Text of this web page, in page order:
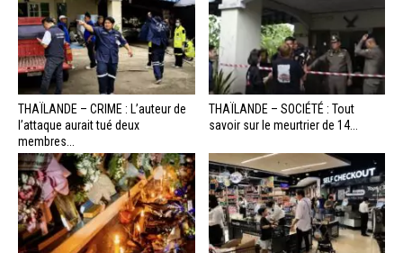
THAÏLANDE – CRIME : L’auteur de
l’attaque aurait tué deux
membres...
THAÏLANDE – SOCIÉTÉ : Tout
savoir sur le meurtrier de 14...